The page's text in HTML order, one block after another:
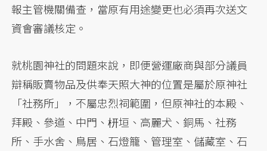
報主管機關備查，當原有用途變更也必須再次送文
資會審議核定。
就桃園神社的問題來說，即便營運廠商與部分議員
辯稱販賣物品及供奉天照大神的位置是屬於原神社
「社務所」，不屬忠烈祠範圍，但原神社的本殿、
拜殿、參道、中門、枅垣、高麗犬、銅馬、社務
所、手水舍、鳥居、石燈籠、管理室、儲藏室、石